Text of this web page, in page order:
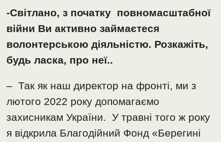
-Світлано, з початку повномасштабної
війни Ви активно займаєтеся
волонтерською діяльністю. Розкажіть,
будь ласка, про неї..
– Так як наш директор на фронті, ми з
лютого 2022 року допомагаємо
захисникам України. У травні того ж року
я відкрила Благодійний Фонд «Берегині